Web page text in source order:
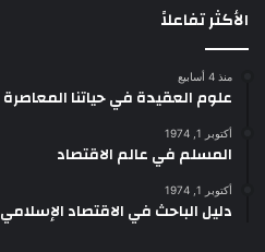
الأكثر تفاعلاً
منذ 4 أسابيع
علوم العقيدة في حياتنا المعاصرة
أكتوبر 1, 1974
المسلم في عالم الاقتصاد
أكتوبر 1, 1974
دليل الباحث في الاقتصاد الإسلامي